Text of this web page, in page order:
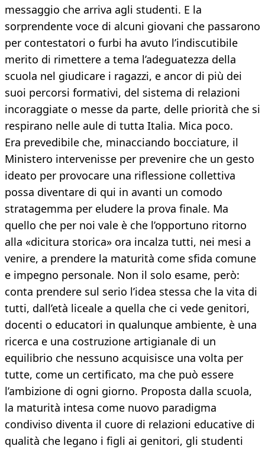
messaggio che arriva agli studenti. E la
sorprendente voce di alcuni giovani che passarono
per contestatori o furbi ha avuto l’indiscutibile
merito di rimettere a tema l’adeguatezza della
scuola nel giudicare i ragazzi, e ancor di più dei
suoi percorsi formativi, del sistema di relazioni
incoraggiate o messe da parte, delle priorità che si
respirano nelle aule di tutta Italia. Mica poco.
Era prevedibile che, minacciando bocciature, il
Ministero intervenisse per prevenire che un gesto
ideato per provocare una riflessione collettiva
possa diventare di qui in avanti un comodo
stratagemma per eludere la prova finale. Ma
quello che per noi vale è che l’opportuno ritorno
alla «dicitura storica» ora incalza tutti, nei mesi a
venire, a prendere la maturità come sfida comune
e impegno personale. Non il solo esame, però:
conta prendere sul serio l’idea stessa che la vita di
tutti, dall’età liceale a quella che ci vede genitori,
docenti o educatori in qualunque ambiente, è una
ricerca e una costruzione artigianale di un
equilibrio che nessuno acquisisce una volta per
tutte, come un certificato, ma che può essere
l’ambizione di ogni giorno. Proposta dalla scuola,
la maturità intesa come nuovo paradigma
condiviso diventa il cuore di relazioni educative di
qualità che legano i figli ai genitori, gli studenti